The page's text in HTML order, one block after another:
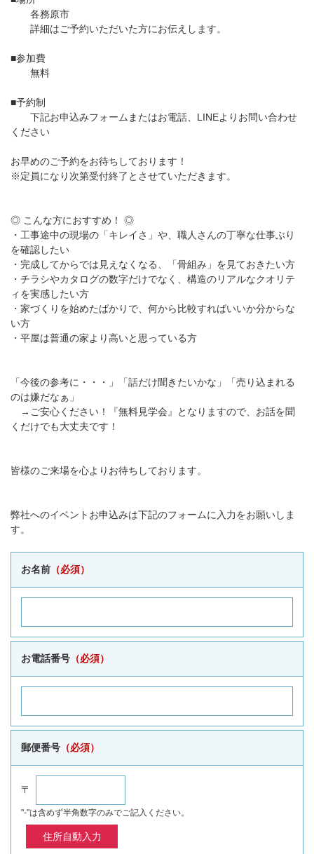
各務原市
詳細はご予約いただいた方にお伝えします。
■参加費
無料
■予約制
下記お申込みフォームまたはお電話、LINEよりお問い合わせ
ください
お早めのご予約をお待ちしております！
※定員になり次第受付終了とさせていただきます。
◎ こんな方におすすめ！ ◎
・工事途中の現場の「キレイさ」や、職人さんの丁寧な仕事ぶり
を確認したい
・完成してからでは見えなくなる、「骨組み」を見ておきたい方
・チラシやカタログの数字だけでなく、構造のリアルなクオリテ
ィを実感したい方
・家づくりを始めたばかりで、何から比較すればいいか分からな
い方
・平屋は普通の家より高いと思っている方
「今後の参考に・・・」「話だけ聞きたいかな」「売り込まれる
のは嫌だなぁ」
→ご安心ください！『無料見学会』となりますので、お話を聞
くだけでも大丈夫です！
皆様のご来場を心よりお待ちしております。
弊社へのイベントお申込みは下記のフォームに入力をお願いしま
す。
お名前 （必須）
お電話番号 （必須）
郵便番号 （必須）
〒
"-"は含めず半角数字のみでご記入ください。